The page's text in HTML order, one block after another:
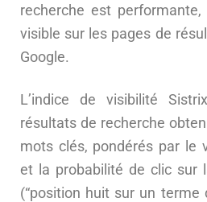
recherche est
visible sur les pages de
Google.
L’indice de visibilité
résultats de recherche
mots clés, pondérés par le
et la probabilité de clic sur
(“position huit sur un